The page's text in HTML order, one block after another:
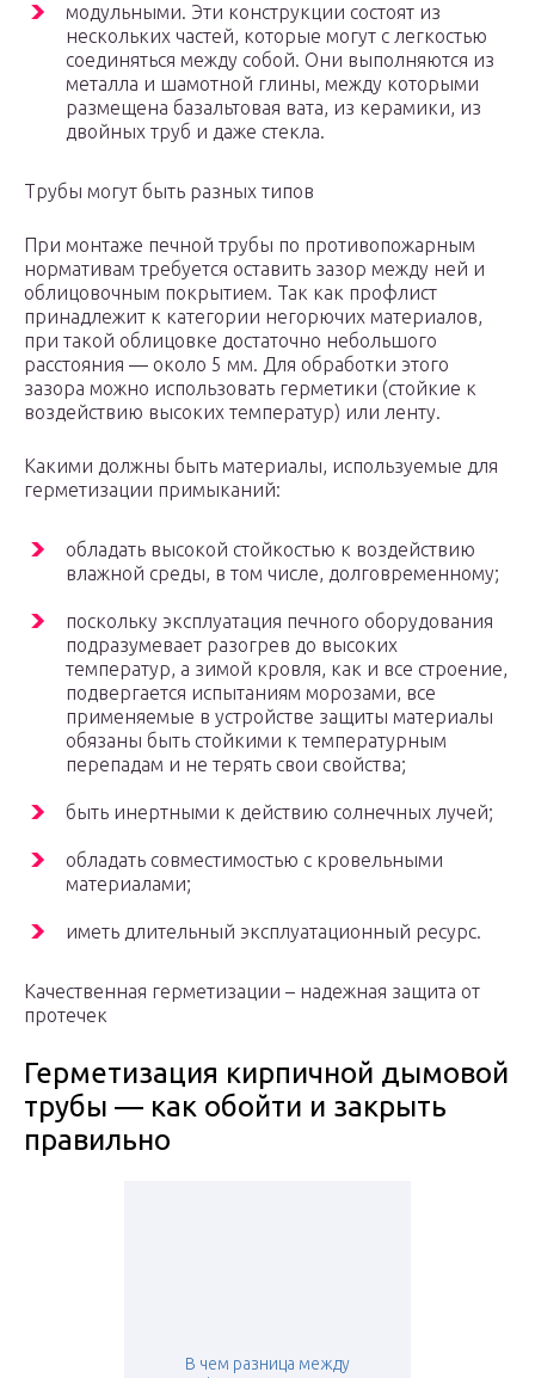
модульными. Эти конструкции состоят из
нескольких частей, которые могут с легкостью
соединяться между собой. Они выполняются из
металла и шамотной глины, между которыми
размещена базальтовая вата, из керамики, из
двойных труб и даже стекла.
Трубы могут быть разных типов
При монтаже печной трубы по противопожарным
нормативам требуется оставить зазор между ней и
облицовочным покрытием. Так как профлист
принадлежит к категории негорючих материалов,
при такой облицовке достаточно небольшого
расстояния — около 5 мм. Для обработки этого
зазора можно использовать герметики (стойкие к
воздействию высоких температур) или ленту.
Какими должны быть материалы, используемые для
герметизации примыканий:
обладать высокой стойкостью к воздействию
влажной среды, в том числе, долговременному;
поскольку эксплуатация печного оборудования
подразумевает разогрев до высоких
температур, а зимой кровля, как и все строение,
подвергается испытаниям морозами, все
применяемые в устройстве защиты материалы
обязаны быть стойкими к температурным
перепадам и не терять свои свойства;
быть инертными к действию солнечных лучей;
обладать совместимостью с кровельными
материалами;
иметь длительный эксплуатационный ресурс.
Качественная герметизации – надежная защита от
протечек
Герметизация кирпичной дымовой
трубы — как обойти и закрыть
правильно
В чем разница между